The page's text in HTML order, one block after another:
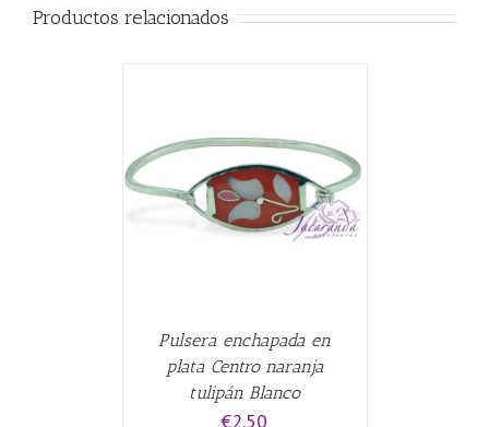
Productos relacionados
Pulsera enchapada en
plata Centro naranja
tulipán Blanco
€2.50